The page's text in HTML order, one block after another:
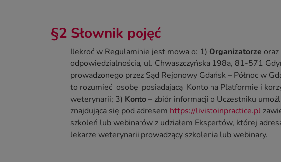
§2 Słownik pojęć
Ilekroć w Regulaminie jest mowa o: 1) Organizatorze oraz
odpowiedzialnością, ul. Chwaszczyńska 198a, 81-571
prowadzonego przez Sąd Rejonowy Gdańsk – Północ w
to rozumieć osobę posiadającą Konto na Platformie i
weterynarii; 3) Konto– zbiór informacji o Uczestniku
znajdująca się pod adresem https://livistoinpractice.pl
szkoleń lub webinarów z udziałem Ekspertów, której
lekarze weterynarii prowadzący szkolenia lub webinary.